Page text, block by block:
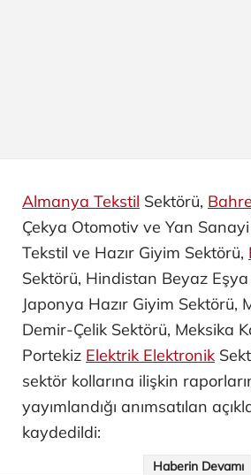
Almanya Tekstil Sektörü,
Çekya Otomotiv ve Yan
Tekstil ve Hazır Giyim Sektörü,
Sektörü, Hindistan Beyaz Eşya
Japonya Hazır Giyim Sektörü,
Demir-Çelik Sektörü, Meksika
Portekiz Elektrik Elektronik
sektör kollarına ilişkin
yayımlandığı anımsatılan
kaydedildi:
Haberin Devamı